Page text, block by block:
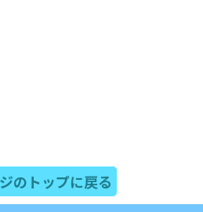
のトップに戻る